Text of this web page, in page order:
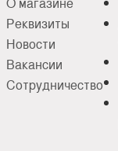
Реквизиты
Новости
Вакансии
Сотрудничество